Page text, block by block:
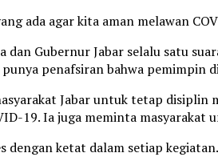
ada agar kita aman melawan
dan Gubernur Jabar selalu satu
penafsiran bahwa pemimpin
Jabar untuk tetap
19. Ia juga meminta
dengan ketat dalam setiap